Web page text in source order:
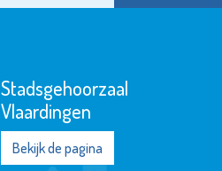
Stadsgehoorzaal
Vlaardingen
Bekijk de pagina